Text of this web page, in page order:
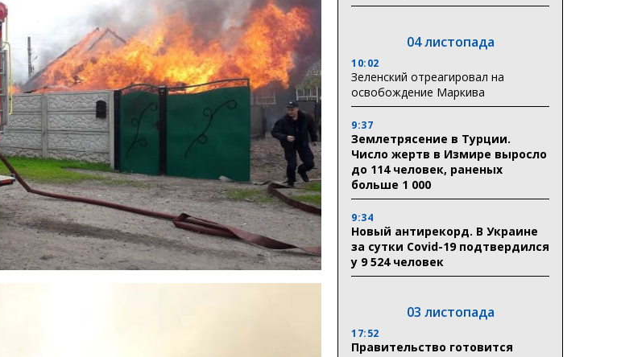
04 листопада
10:02
Зеленский отреагировал на
освобождение Маркива
9:37
Землетрясение в Турции.
Число жертв в Измире выросло
до 114 человек, раненых
больше 1 000
9:34
Новый антирекорд. В Украине
за сутки Covid-19 подтвердился
у 9 524 человек
03 листопада
17:52
Правительство готовится